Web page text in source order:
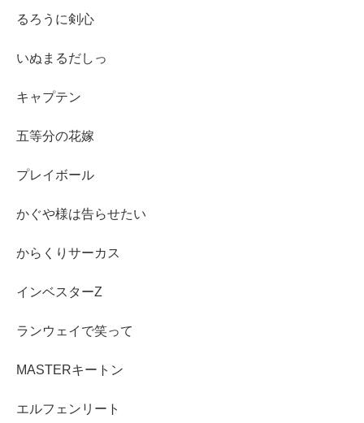
るろうに剣心
いぬまるだしっ
キャプテン
五等分の花嫁
プレイボール
かぐや様は告らせたい
からくりサーカス
インベスターZ
ランウェイで笑って
MASTERキートン
エルフェンリート